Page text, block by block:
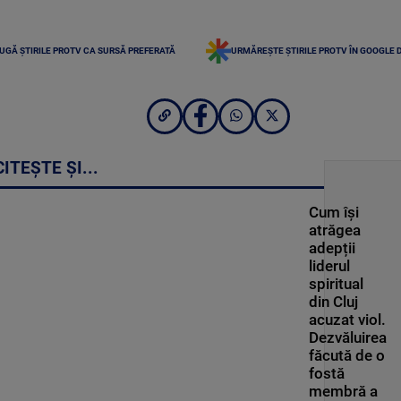
ȘTIRILE PROTV CA SURSĂ PREFERATĂ URMĂREȘTE ȘTIRILE PROTV ÎN GOOGLE
ȘI...
Cum își
atrăgea
adepții
liderul
spiritual
din Cluj
acuzat viol.
Dezvăluirea
făcută de o
fostă
membră a